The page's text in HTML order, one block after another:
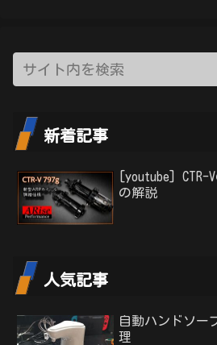
新着記事
[youtube] CTR-
の解説
人気記事
自動ハンドソ
理